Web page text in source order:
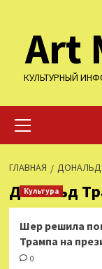
содержимому
Art
КУЛЬТУРНЫЙ
меню
ГЛАВНАЯ ДОНАЛЬД
Дональд
Культура
Шер решила
Трампа на
0